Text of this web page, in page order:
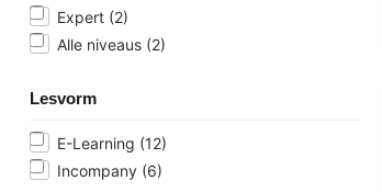
Expert (2)
Alle niveaus (2)
Lesvorm
E-Learning (12)
Incompany (6)